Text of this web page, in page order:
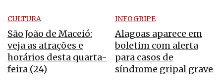
CULTURA
São João de Maceió:
veja as atrações e
horários desta quarta-
feira (24)
INFOGRIPE
Alagoas aparece em
boletim com alerta
para casos de
síndrome gripal grave